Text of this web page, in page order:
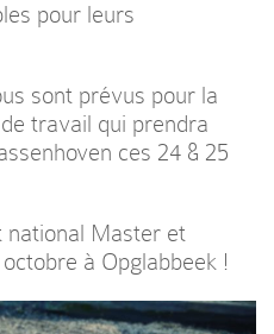
pour leurs
sont prévus pour la
travail qui prendra
ces 24 & 25
national Master et
à Opglabbeek !